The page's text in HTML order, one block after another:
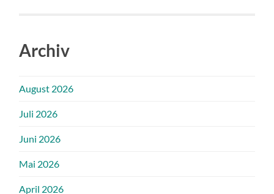
Archiv
August 2026
Juli 2026
Juni 2026
Mai 2026
April 2026